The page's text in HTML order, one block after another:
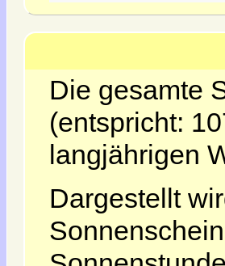
Die gesamte
(entspricht:
langjährigen
Dargestellt